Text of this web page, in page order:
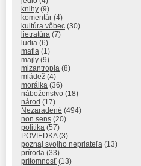
knihy (9)
komentár (4)
kultúra vôbec (30)
lietratúra (7)
ludia (6)
mafia (1)
majly (9)
mizantropia (8)
mládež (4)
morálka (36)
náboženstvo (18)
národ (17)
Nezaradené (494)
non sens (20)
politika (57)
POVIEDKA(3)
poznaj svojho nepriateľa (13)
príroda (33)
prítomnosť (13)